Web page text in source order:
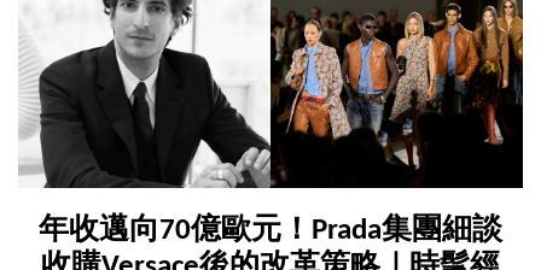
年收邁向70億歐元！Prada集團細談